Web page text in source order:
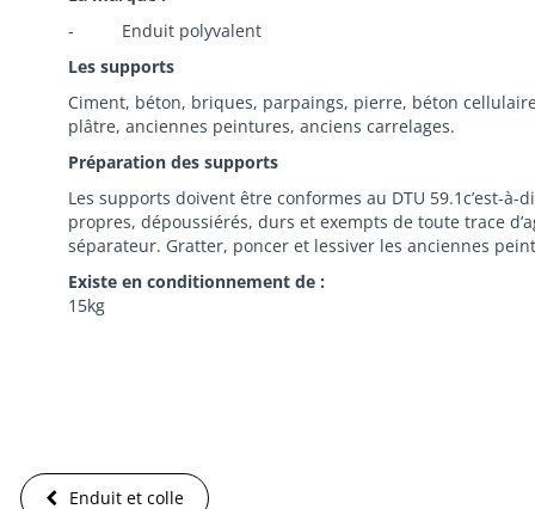
- Enduit polyvalent
Les supports
Ciment, béton, briques, parpaings, pierre, béton
plâtre, anciennes peintures, anciens carrelages.
Préparation des supports
Les supports doivent être conformes au DTU 59.1c’est-à-
propres, dépoussiérés, durs et exempts de toute trace
séparateur. Gratter, poncer et lessiver les anciennes
Existe en conditionnement de :
15kg
Enduit et colle